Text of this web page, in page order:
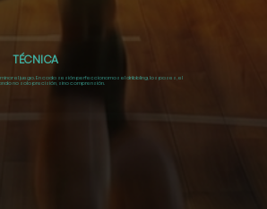
TÉCNICA
el juego.En cada sesión perfeccionamos el dribbling, los pases, el
no solo precisión, sino comprensión.